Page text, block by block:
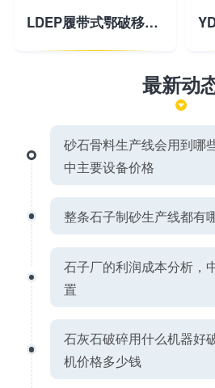
LDEP履带式鄂破移动破碎站
最新动
砂石骨料生产线会用到哪
中主要设备价格
整条石子制砂生产线都有
石子厂的利润成本分析，
置
石灰石破碎用什么机器好
机价格多少钱